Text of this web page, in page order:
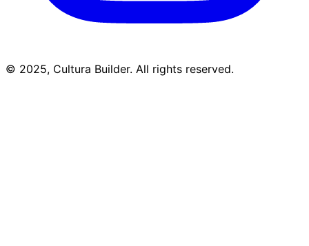
© 2025, Cultura Builder. All rights reserved.